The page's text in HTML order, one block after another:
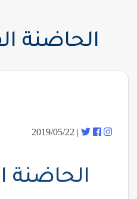
الحاضنة
| 2019/05/22
الحاضنة